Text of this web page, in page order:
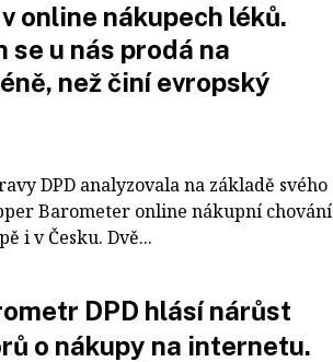
online nákupech léků.
se u nás prodá na
než činí evropský
DPD analyzovala na základě svého
Barometer online nákupní chování
i v Česku. Dvě...
DPD hlásí nárůst
o nákupy na internetu.